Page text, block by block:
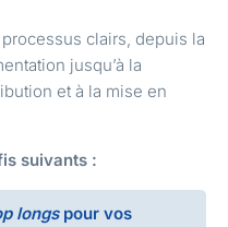
clairs, depuis la
jusqu’à la
et à la mise en
suivants :
longspour vos